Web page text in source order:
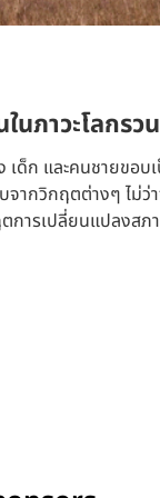
นภาวะโลกรวน
ด็ก และคนชายขอบเ
ากวิกฤตต่างๆ ไม่ว่าจ
การเปลี่ยนแปลงสภา